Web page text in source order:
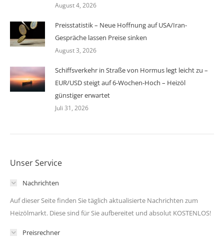
August 4, 2026
Preisstatistik – Neue Hoffnung auf USA/Iran-
Gespräche lassen Preise sinken
August 3, 2026
Schiffsverkehr in Straße von Hormus legt leicht zu –
EUR/USD steigt auf 6-Wochen-Hoch – Heizöl
günstiger erwartet
Juli 31, 2026
Unser Service
Nachrichten
Auf dieser Seite finden Sie täglich aktualisierte Nachrichten zum
Heizölmarkt. Diese sind für Sie aufbereitet und absolut KOSTENLOS!
Preisrechner